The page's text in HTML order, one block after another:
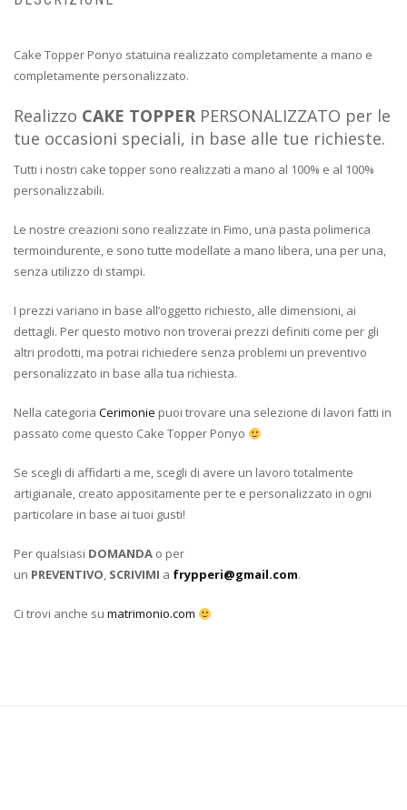
Cake Topper Ponyo statuina realizzato completamente a mano e
completamente personalizzato.
Realizzo CAKE TOPPER PERSONALIZZATO per le
tue occasioni speciali, in base alle tue richieste.
Tutti i nostri cake topper sono realizzati a mano al 100% e al 100%
personalizzabili.
Le nostre creazioni sono realizzate in Fimo, una pasta polimerica
termoindurente, e sono tutte modellate a mano libera, una per una,
senza utilizzo di stampi.
I prezzi variano in base all’oggetto richiesto, alle dimensioni, ai
dettagli. Per questo motivo non troverai prezzi definiti come per gli
altri prodotti, ma potrai richiedere senza problemi un preventivo
personalizzato in base alla tua richiesta.
Nella categoria Cerimonie puoi trovare una selezione di lavori fatti in
passato come questo Cake Topper Ponyo
Se scegli di affidarti a me, scegli di avere un lavoro totalmente
artigianale, creato appositamente per te e personalizzato in ogni
particolare in base ai tuoi gusti!
Per qualsiasi DOMANDA o per
un PREVENTIVO, SCRIVIMI a frypperi@gmail.com.
Ci trovi anche su matrimonio.com